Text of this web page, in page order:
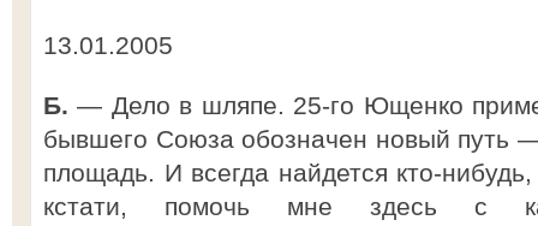
13.01.2005
Б. — Дело в шляпе. 25-го Ющенко
бывшего Союза обозначен новый путь
площадь. И всегда найдется кто-
кстати, помочь мне здесь с